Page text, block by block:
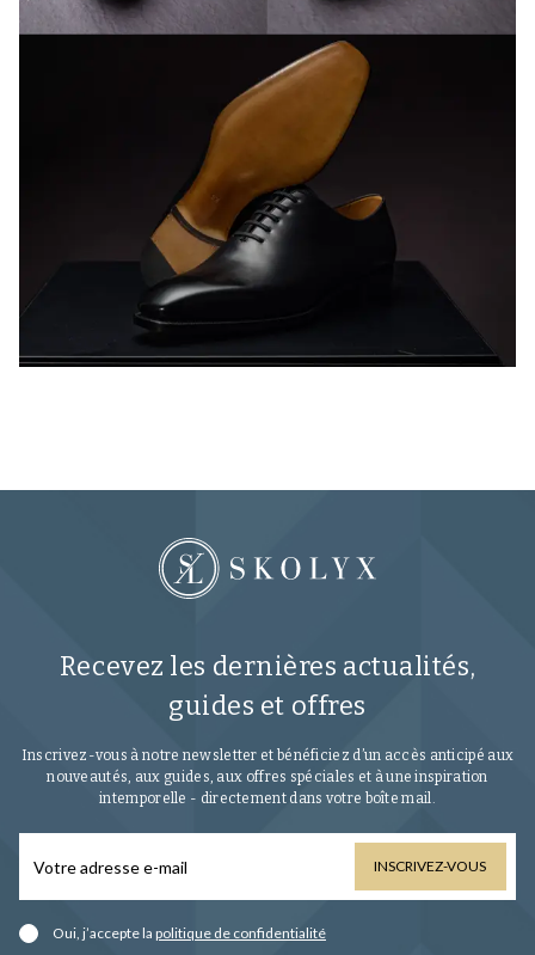
Recevez les dernières actualités,
guides et offres
Inscrivez-vous à notre newsletter et bénéficiez d’un accès anticipé aux
nouveautés, aux guides, aux offres spéciales et à une inspiration
intemporelle - directement dans votre boîte mail.
INSCRIVEZ-VOUS
Oui, j’accepte la politique de confidentialité